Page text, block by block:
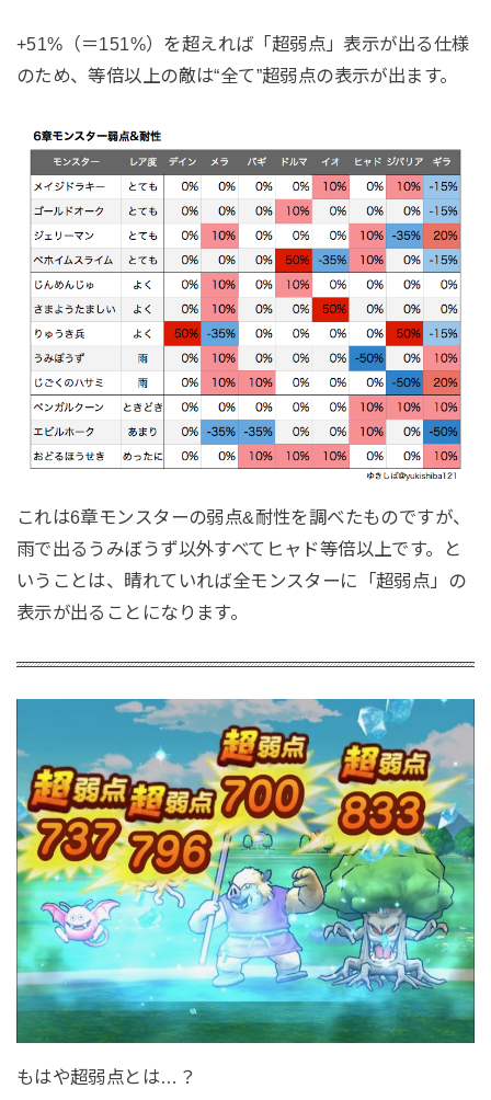
+51%（＝151%）を超えれば「超弱点」表示が出る仕様
のため、等倍以上の敵は“全て”超弱点の表示が出ます。
これは6章モンスターの弱点&耐性を調べたものですが、
雨で出るうみぼうず以外すべてヒャド等倍以上です。と
いうことは、晴れていれば全モンスターに「超弱点」の
表示が出ることになります。
もはや超弱点とは…？